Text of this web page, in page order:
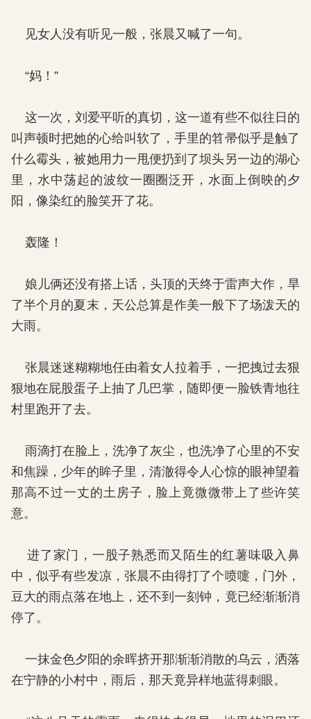
见女人没有听见一般，张晨又喊了一句。
“妈！”
这一次，刘爱平听的真切，这一道有些不似往日的
叫声顿时把她的心给叫软了，手里的笤帚似乎是触了
什么霉头，被她用力一甩便扔到了坝头另一边的湖心
里，水中荡起的波纹一圈圈泛开，水面上倒映的夕
阳，像染红的脸笑开了花。
轰隆！
娘儿俩还没有搭上话，头顶的天终于雷声大作，旱
了半个月的夏末，天公总算是作美一般下了场泼天的
大雨。
张晨迷迷糊糊地任由着女人拉着手，一把拽过去狠
狠地在屁股蛋子上抽了几巴掌，随即便一脸铁青地往
村里跑开了去。
雨滴打在脸上，洗净了灰尘，也洗净了心里的不安
和焦躁，少年的眸子里，清澈得令人心惊的眼神望着
那高不过一丈的土房子，脸上竟微微带上了些许笑
意。
进了家门，一股子熟悉而又陌生的红薯味吸入鼻
中，似乎有些发凉，张晨不由得打了个喷嚏，门外，
豆大的雨点落在地上，还不到一刻钟，竟已经渐渐消
停了。
一抹金色夕阳的余晖挤开那渐渐消散的乌云，洒落
在宁静的小村中，雨后，那天竟异样地蓝得刺眼。